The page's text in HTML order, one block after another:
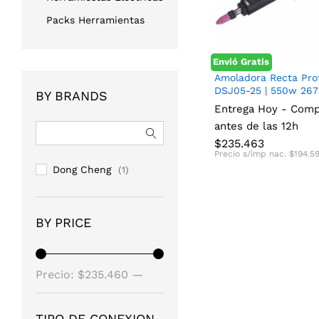
Envió Gratis
Amoladora Recta
DSJ05-25 | 550w
Entrega Hoy -
antes de las 12h
$235.463
Precio s/imp nac. $
$235.463
Packs Herramientas
BY BRANDS
Dong Cheng (1)
BY PRICE
mínimo
máximo
Precio: $235.460 —